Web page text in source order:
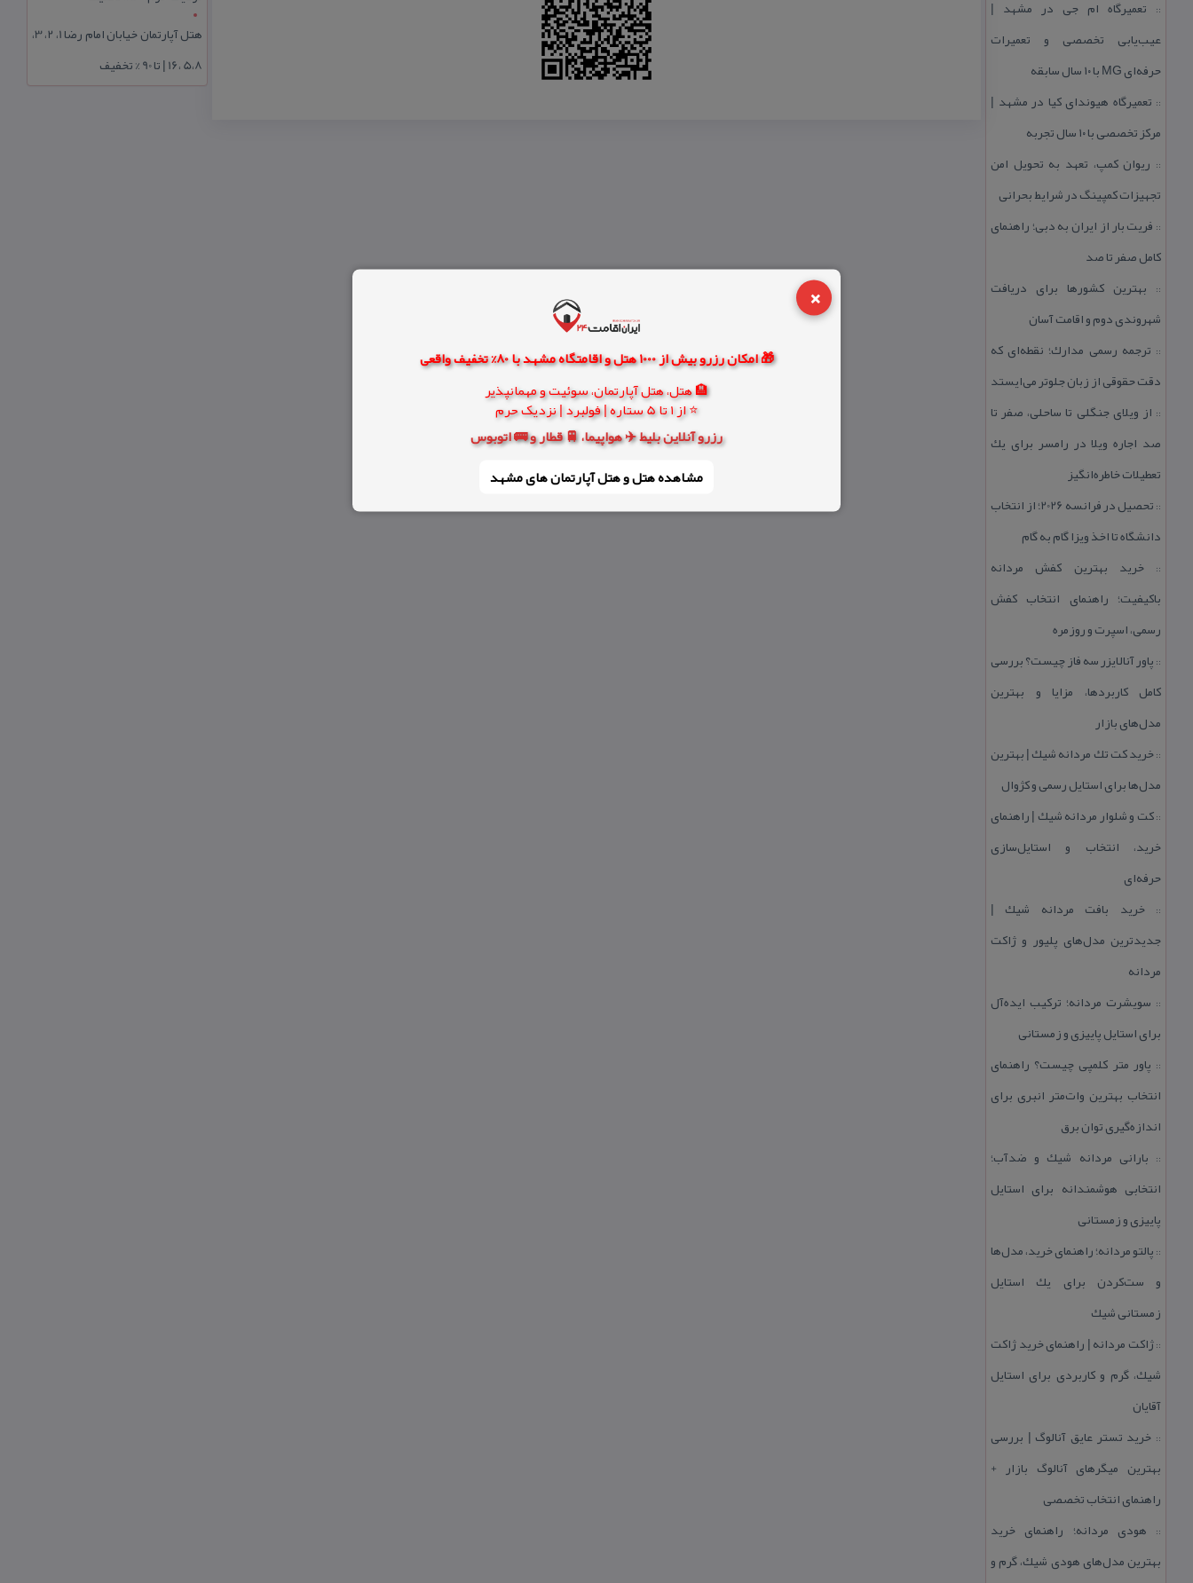
×
🎁 امکان رزرو بیش از 1000 هتل و اقامتگاه مشهد با 80% تخفیف واقعی
🏨 هتل، هتل آپارتمان، سوئیت و مهمانپذیر
⭐ از 1 تا 5 ستاره | فولبرد | نزدیک حرم
رزرو آنلاین بلیط ✈️ هواپیما، 🚆 قطار و 🚌 اتوبوس
مشاهده هتل و هتل‌ آپارتمان های مشهد
:: تعمیرگاه ام جی در مشهد |
عیب‌یابی تخصصی و تعمیرات
حرفه‌ای MG با ۱۰ سال سابقه
:: تعمیرگاه هیوندای كیا در مشهد |
مركز تخصصی با ۱۰ سال تجربه
:: ریوان كمپ، تعهد به تحویل امن
تجهیزات كمپینگ در شرایط بحرانی
:: فریت بار از ایران به دبی؛ راهنمای
كامل صفر تا صد
:: بهترین كشورها برای دریافت
شهروندی دوم و اقامت آسان
:: ترجمه رسمی مدارك؛ نقطه‌ای كه
دقت حقوقی از زبان جلوتر می‌ایستد
:: از ویلای جنگلی تا ساحلی، صفر تا
صد اجاره ویلا در رامسر برای یك
تعطیلات خاطره‌انگیز
::
تحصیل در فرانسه 2026؛ از انتخاب
دانشگاه تا اخذ ویزا گام به گام
::خرید بهترین كفش مردانه
باكیفیت؛ راهنمای انتخاب كفش
رسمی، اسپرت و روزمره
:: پاور آنالایزر سه فاز چیست؟ بررسی
كامل كاربردها، مزایا و بهترین
مدل‌های بازار
::خرید كت تك مردانه شیك | بهترین
مدل‌ها برای استایل رسمی و كژوال
::كت و شلوار مردانه شیك | راهنمای
خرید، انتخاب و استایل‌سازی
حرفه‌ای
::خرید بافت مردانه شیك |
جدیدترین مدل‌های پلیور و ژاكت
مردانه
:: سویشرت مردانه؛ تركیب ایده‌آل
برای استایل پاییزی و زمستانی
:: پاور متر كلمپی چیست؟ راهنمای
انتخاب بهترین وات‌متر انبری برای
اندازه‌گیری توان برق
:: بارانی مردانه شیك و ضدآب؛
انتخابی هوشمندانه برای استایل
پاییزی و زمستانی
:: پالتو مردانه؛ راهنمای خرید، مدل‌ها
و ست‌كردن برای یك استایل
زمستانی شیك
::ژاكت مردانه | راهنمای خرید ژاكت
شیك، گرم و كاربردی برای استایل
آقایان
:: خرید تستر عایق آنالوگ | بررسی
بهترین میگرهای آنالوگ بازار +
راهنمای انتخاب تخصصی
:: هودی مردانه؛ راهنمای خرید
بهترین مدل‌های هودی شیك، گرم و
هتل آپارتمان خیابان امام رضا 1، 2، 3،
5،8 ،16 | تا 90 % تخفیف